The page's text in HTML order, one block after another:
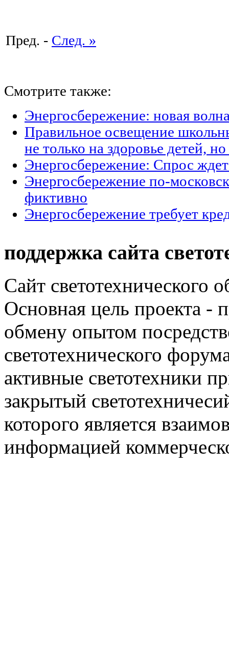
Пред. - След. »
Смотрите также:
Энергосбережение: новая
Правильное освещение
не только на здоровье детей,
Энергосбережение: Спрос
Энергосбережение по-
фиктивно
Энергосбережение требует
поддержка сайта
Сайт светотехнического
Основная цель проекта -
обмену опытом
светотехнического
активные светотехники
закрытый
которого является
информацией